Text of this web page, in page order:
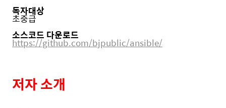
독자대상
초중급
소스코드 다운로드
https://github.com/bjpublic/ansible/
저자 소개